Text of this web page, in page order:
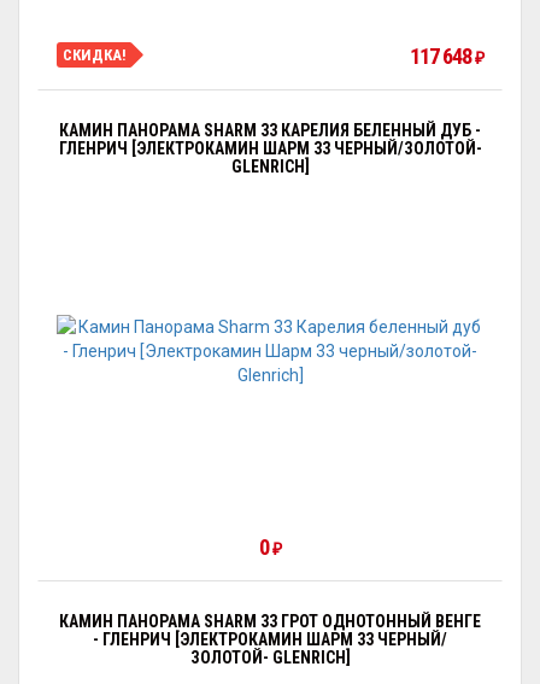
СКИДКА! 117 648₽
КАМИН ПАНОРАМА SHARM 33 КАРЕЛИЯ БЕЛЕННЫЙ ДУБ -
ГЛЕНРИЧ [ЭЛЕКТРОКАМИН ШАРМ 33 ЧЕРНЫЙ/ЗОЛОТОЙ-
GLENRICH]
0₽
КАМИН ПАНОРАМА SHARM 33 ГРОТ ОДНОТОННЫЙ ВЕНГЕ
- ГЛЕНРИЧ [ЭЛЕКТРОКАМИН ШАРМ 33 ЧЕРНЫЙ/
ЗОЛОТОЙ- GLENRICH]